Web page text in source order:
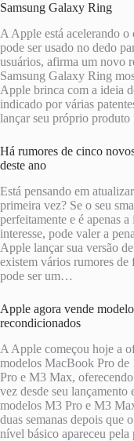
Samsung Galaxy Ring
A Apple está acelerando
pode ser usado no dedo
usuários, afirma um novo
Samsung Galaxy Ring
Apple brinca com a ideia
indicado por várias
lançar seu próprio
Há rumores de cinco
deste ano
Está pensando em
primeira vez? Se o seu
perfeitamente e é apenas
interesse, pode valer a
Apple lançar sua versão
existem vários rumores de
pode ser um…
Apple agora vende
recondicionados
A Apple começou hoje a
modelos MacBook Pro de
Pro e M3 Max,
vez desde seu
modelos M3 Pro e M3
duas semanas depois que
nível básico apareceu